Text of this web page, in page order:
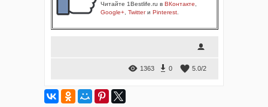
Читайте 1Bestlife.ru в ВКонтакте
Google+ Twitterи Pinterest
1363 0 5.0/2